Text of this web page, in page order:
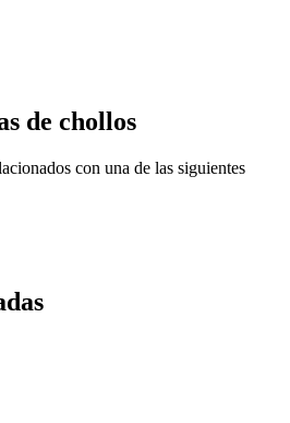
de chollos
con una de las siguientes